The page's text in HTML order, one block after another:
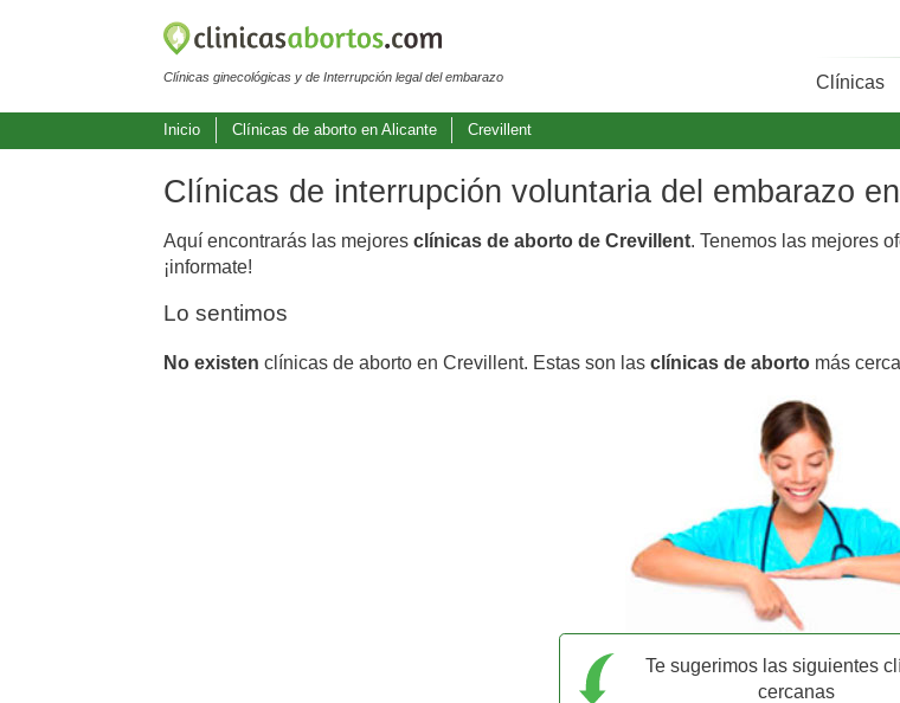
Clínicas ginecológicas y de Interrupción legal del embarazo Clínicas
Inicio Clínicas de aborto en Alicante Crevillent
Clínicas de interrupción voluntaria del embarazo
Aquí encontrarás las mejores clínicas de aborto de Crevillent. Tenemos las mejores
¡informate!
Lo sentimos
No existen clínicas de aborto en Crevillent. Estas son las clínicas de aborto más
Te sugerimos las siguientes
cercanas